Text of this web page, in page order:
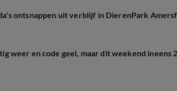
ontsnappen uit verblijf in DierenPark
weer en code geel, maar dit weekend ineens